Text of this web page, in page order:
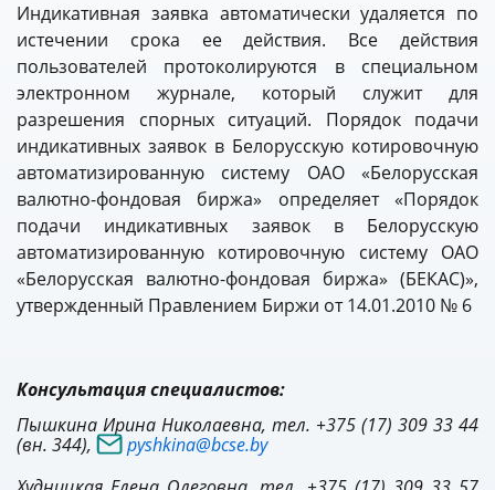
Индикативная заявка автоматически удаляется по
истечении срока ее действия. Все действия
пользователей протоколируются в специальном
электронном журнале, который служит для
разрешения спорных ситуаций. Порядок подачи
индикативных заявок в Белорусскую котировочную
автоматизированную систему ОАО «Белорусская
валютно-фондовая биржа» определяет «Порядок
подачи индикативных заявок в Белорусскую
автоматизированную котировочную систему ОАО
«Белорусская валютно-фондовая биржа» (БЕКАС)»,
утвержденный Правлением Биржи от 14.01.2010 № 6
Консультация специалистов:
Пышкина Ирина Николаевна, тел. +375 (17) 309 33 44
(вн. 344),
pyshkina@bcse.by